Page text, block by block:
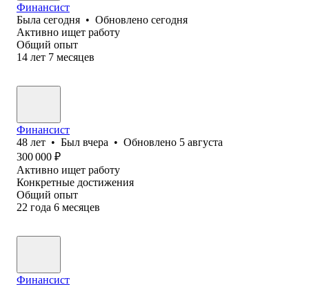
Финансист
Была сегодня • Обновлено сегодня
Активно ищет работу
Общий опыт
14 лет 7 месяцев
Финансист
48 лет • Был вчера • Обновлено 5 августа
300 000 ₽
Активно ищет работу
Конкретные достижения
Общий опыт
22 года 6 месяцев
Финансист